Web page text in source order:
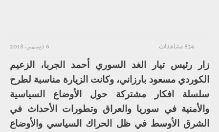
6 ديسمبر، 2018 834 مشاهدات
زار رئيس تيار الغد السوري أحمد الجربا، الزعيم
الكوردي مسعود بارزاني، ‎وكانت الزيارة مناسبة لطرح
سلسلة افكار مشتركة حول الأوضاع السياسية
والأمنية في سوريا والعراق وتطورات الأحداث في
الشرق الأوسط في ظل الحراك السياسي والأوضاع